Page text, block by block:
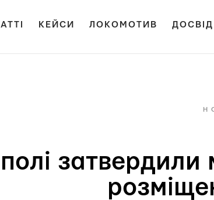
КЕЙСИ ЛОКОМОТИВ ДОСВІД